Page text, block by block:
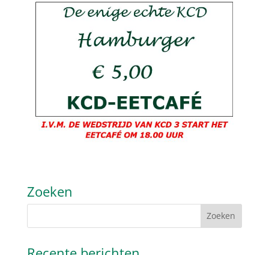
Zoeken